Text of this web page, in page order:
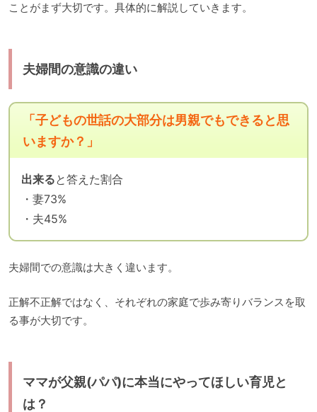
ことがまず大切です。具体的に解説していきます。
夫婦間の意識の違い
「子どもの世話の大部分は男親でもできると思
いますか？」
出来ると答えた割合
・妻73%
・夫45%
夫婦間での意識は大きく違います。
正解不正解ではなく、それぞれの家庭で歩み寄りバランスを取
る事が大切です。
ママが父親(パパ)に本当にやってほしい育児と
は？